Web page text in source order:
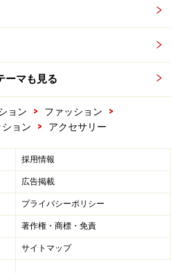
ーマも見る
ョン > ファッション
>
ョン
> アクセサリー
採用情報
広告掲載
プライバシーポリシー
著作権・商標・免責
サイトマップ